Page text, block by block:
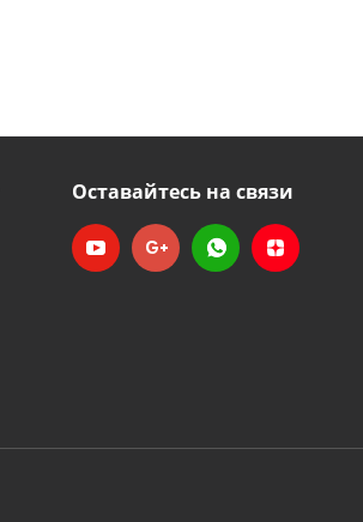
Оставайтесь на связи